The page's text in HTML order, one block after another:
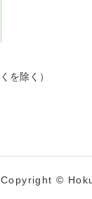
を除く）
Copyright ©